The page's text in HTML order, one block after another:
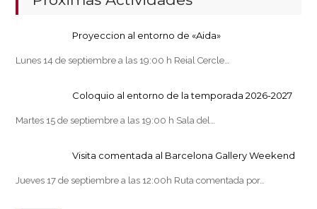
Proyeccion al entorno de «Aida»
Lunes 14 de septiembre a las 19:00 h Reial Cercle…
Coloquio al entorno de la temporada 2026-2027
Martes 15 de septiembre a las 19:00 h Sala del…
Visita comentada al Barcelona Gallery Weekend
Jueves 17 de septiembre a las 12:00h Ruta comentada por…